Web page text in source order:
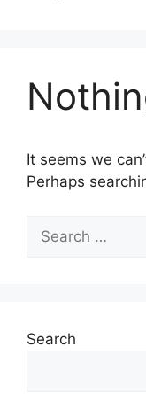
It seems we
Perhaps
for:
Search